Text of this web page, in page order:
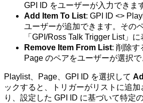
GPI ID をユーザーが入力できま
Add Item To List: GPI ID <>
ユーザーが追加できます。その
「GPI/Ross Talk Trigger List」
Remove Item From List: 削除す
Page のペアをユーザーが選択
Playlist、Page、GPI ID を選択して
ックすると、トリガーがリストに追加
り、設定した GPI ID に基づいて特定